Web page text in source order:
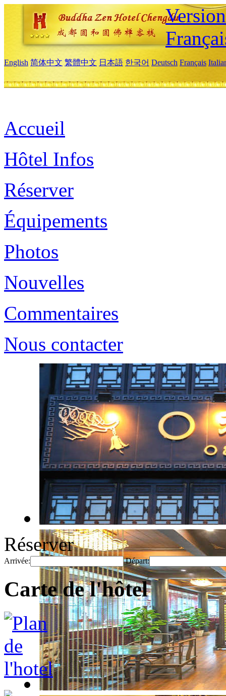
English 简体中文 繁體中文 日本語 한국어 Deutsch Français
Accueil
Hôtel Infos
Réserver
Équipements
Photos
Nouvelles
Commentaires
Nous contacter
Réserver
Arrivée: Départ:
Carte de l'hôtel